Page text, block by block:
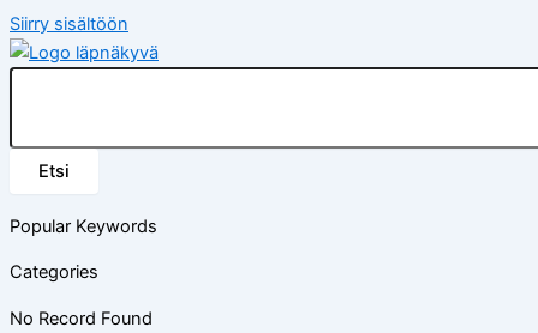
Siirry sisältöön
Etsi
Popular Keywords
Categories
No Record Found